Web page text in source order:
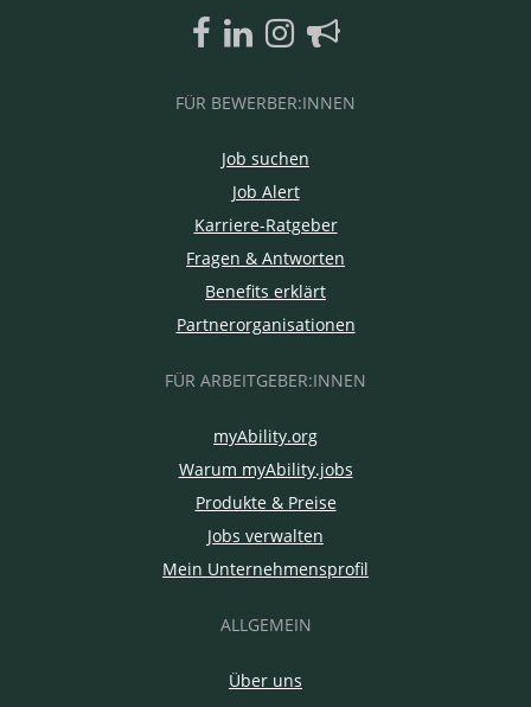
FÜR BEWERBER:INNEN
Job suchen
Job Alert
Karriere-Ratgeber
Fragen & Antworten
Benefits erklärt
Partnerorganisationen
FÜR ARBEITGEBER:INNEN
myAbility.org
Warum myAbility.jobs
Produkte & Preise
Jobs verwalten
Mein Unternehmensprofil
ALLGEMEIN
Über uns